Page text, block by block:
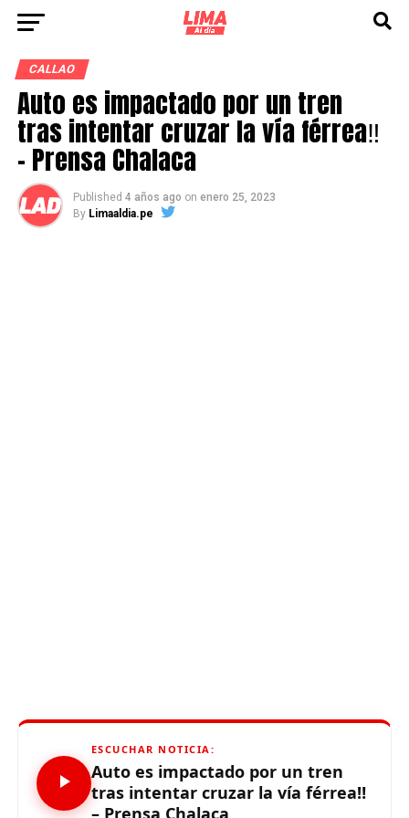
CALLAO
Auto es impactado por un tren
tras intentar cruzar la vía férrea‼️
– Prensa Chalaca
Published 4 años ago on enero 25, 2023
By Limaaldia.pe
ESCUCHAR NOTICIA:
Auto es impactado por un tren
tras intentar cruzar la vía férrea‼️
– Prensa Chalaca